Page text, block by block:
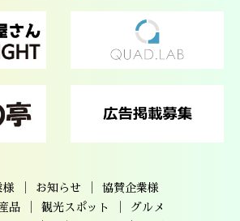
様 お知らせ
協賛企業様
品
観光スポット
グルメ